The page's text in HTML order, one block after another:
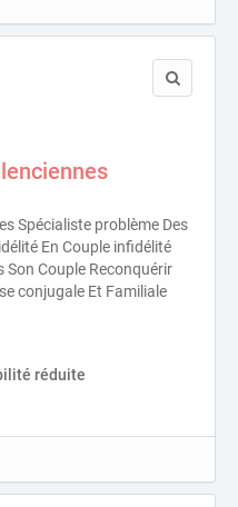
Spécialiste problème Des
En Couple infidélité
Son Couple Reconquérir
conjugale Et Familiale
réduite